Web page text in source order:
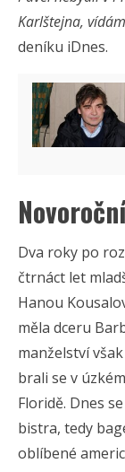
Karlštejna,
deníku iDnes.
Dva roky po
čtrnáct let
Hanou
měla dceru
manželství
brali se v
Floridě. Dnes
bistra, tedy
oblíbené